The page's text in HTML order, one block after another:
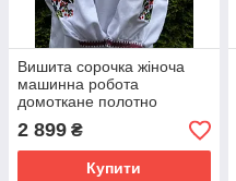
Вишита сорочка жіноча
машинна робота
домоткане полотно
окружність грудей виробу
114 см. розмір 48
2 899 ₴
Купити